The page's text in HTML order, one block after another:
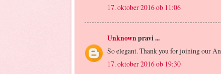
17. oktober 2016 ob 11:06
Unknownpravi ...
So elegant. Thank you for joining our
17. oktober 2016 ob 19:30